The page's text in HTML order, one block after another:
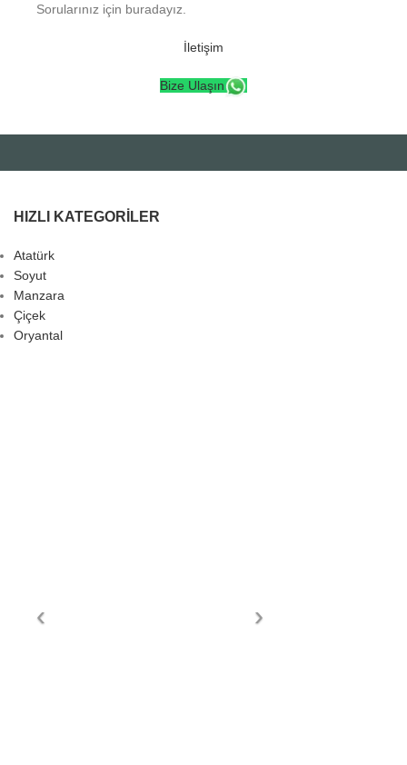
Sorularınız için buradayız.
İletişim
Bize Ulaşın
HIZLI KATEGORILER
Atatürk
Soyut
Manzara
Çiçek
Oryantal